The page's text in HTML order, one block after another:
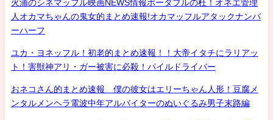
火浦のシネマッフル映画NEWS情報ポータブルの杜！オネエ管理
人オカマちゃんの鬼女的まとめ速報!オカマッフルアタックナンバ
ーハーフ
ユカ・ヨネッフル！初老的まとめ速報！！大帝イタチにラリアッ
ト！害獣神アリ・ガー被害に必殺！パイルドライバー
おネコさん的まとめ速報 僕の彼女はエリーちゃん人形！豆腐メ
ンタルメンヘラ電波中年アルバイターのぬいぐるみ男子末路編